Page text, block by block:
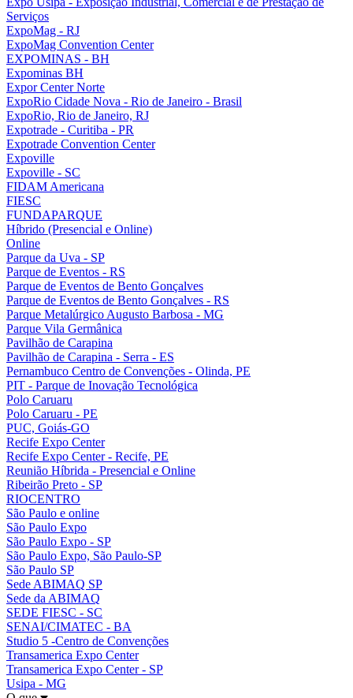
Serviços
ExpoMag - RJ
ExpoMag Convention Center
EXPOMINAS - BH
Expominas BH
Expor Center Norte
ExpoRio Cidade Nova - Rio de Janeiro - Brasil
ExpoRio, Rio de Janeiro, RJ
Expotrade - Curitiba - PR
Expotrade Convention Center
Expoville
Expoville - SC
FIDAM Americana
FIESC
FUNDAPARQUE
Híbrido (Presencial e Online)
Online
Parque da Uva - SP
Parque de Eventos - RS
Parque de Eventos de Bento Gonçalves
Parque de Eventos de Bento Gonçalves - RS
Parque Metalúrgico Augusto Barbosa - MG
Parque Vila Germânica
Pavilhão de Carapina
Pavilhão de Carapina - Serra - ES
Pernambuco Centro de Convenções - Olinda, PE
PIT - Parque de Inovação Tecnológica
Polo Caruaru
Polo Caruaru - PE
PUC, Goiás-GO
Recife Expo Center
Recife Expo Center - Recife, PE
Reunião Híbrida - Presencial e Online
Ribeirão Preto - SP
RIOCENTRO
São Paulo e online
São Paulo Expo
São Paulo Expo - SP
São Paulo Expo, São Paulo-SP
São Paulo SP
Sede ABIMAQ SP
Sede da ABIMAQ
SEDE FIESC - SC
SENAI/CIMATEC - BA
Studio 5 -Centro de Convenções
Transamerica Expo Center
Transamerica Expo Center - SP
Usipa - MG